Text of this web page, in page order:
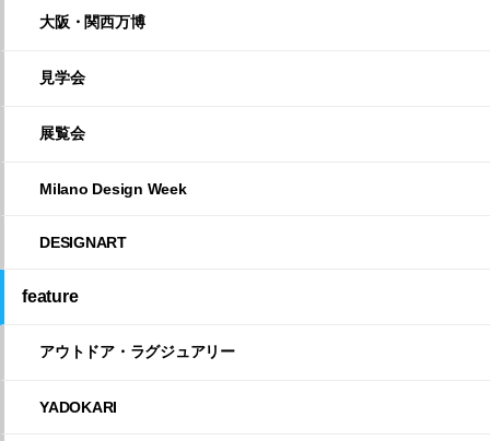
大阪・関西万博
見学会
展覧会
Milano Design Week
DESIGNART
feature
アウトドア・ラグジュアリー
YADOKARI